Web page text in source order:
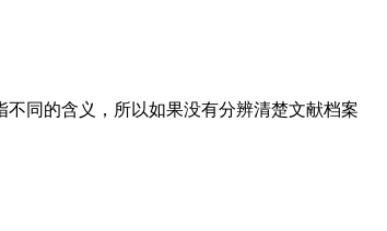
不同的含义，所以如果没有分辨清楚文献档案